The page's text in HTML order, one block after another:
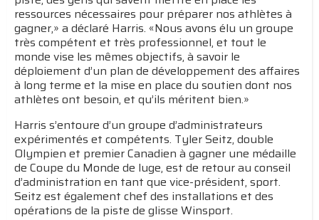
ressources nécessaires pour préparer nos athlètes à
gagner,» a déclaré Harris. «Nous avons élu un groupe
très compétent et très professionnel, et tout le
monde vise les mêmes objectifs, à savoir le
déploiement d’un plan de développement des affaires
à long terme et la mise en place du soutien dont nos
athlètes ont besoin, et qu’ils méritent bien.»
Harris s’entoure d’un groupe d’administrateurs
expérimentés et compétents. Tyler Seitz, double
Olympien et premier Canadien à gagner une médaille
de Coupe du Monde de luge, est de retour au conseil
d’administration en tant que vice-président, sport.
Seitz est également chef des installations et des
opérations de la piste de glisse Winsport.